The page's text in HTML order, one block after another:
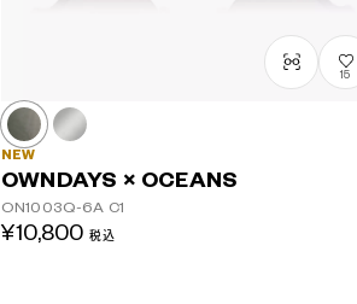
15
NEW
OWNDAYS × OCEANS
ON1003Q-6A C1
¥10,800 税込